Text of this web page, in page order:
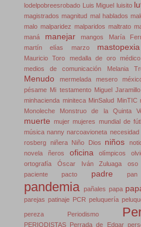
lodelpobreesrobado Luis Miguel luisito
magistrados magnitud mal hablados
malo malparidez malparidos maltrato
maná
manejar mangos
María
martín elías
marzo mastopexia
Mauricio Toro
medalla de oro médico
medios de comunicación
Melania
Menudo mermelada mesero
pésame Mi testamento Miguel Jaramillo
minhacienda miniteca MinSalud MinTIC
Monoleche
Monstruo de la Quinta
muerte mujer mujeres mundial de
música nanny narcoavioneta necesidad
rosberg niñera Niño Dios niños
novela ñeros oficina olímpicos
ortografía
Óscar Iván Zuluaga oso
paciente pacto padre pan
pandemia pañales papa
parejas patinaje PCR peluquería
pereza Periodismo
PERIODISTAS Perrada de Edgar